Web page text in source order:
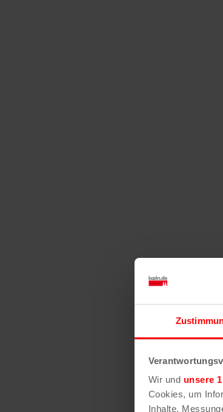
Wir und unsere
Cookies, um
Inhalte,